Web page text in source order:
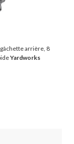
arrière, 8
Yardworks